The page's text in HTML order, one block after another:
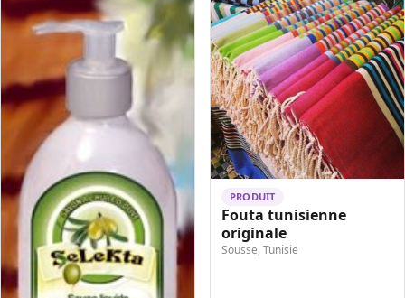
PRODUIT
Fouta tunisienne
originale
Sousse, Tunisie